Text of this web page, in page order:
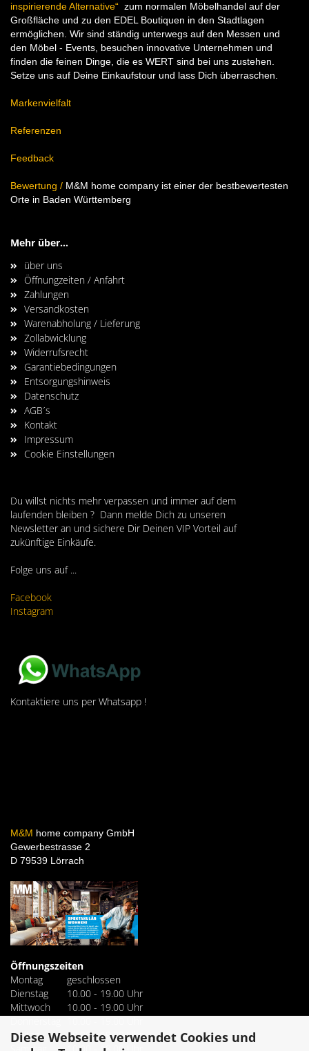
Diese Webseite verwendet Cookies und
inspirierende Alternative“ zum normalen Möbelhandel auf der
Großfläche und zu den EDEL Boutiquen in den Stadtlagen
ermöglichen. Wir sind ständig unterwegs auf den Messen und
den Möbel - Events, besuchen innovative Unternehmen und
finden die feinen Dinge, die es WERT sind bei uns zustehen.
Setze uns auf Deine Einkaufstour und lass Dich überraschen.
Markenvielfalt
Referenzen
Feedback
Bewertung / M&M home company ist einer der bestbewertesten
Orte in Baden Württemberg
Mehr über...
über uns
Öffnungzeiten / Anfahrt
Zahlungen
Versandkosten
Warenabholung / Lieferung
Zollabwicklung
Widerrufsrecht
Garantiebedingungen
Entsorgungshinweis
Datenschutz
AGB´s
Kontakt
Impressum
Cookie Einstellungen
Du willst nichts mehr verpassen und immer auf dem
laufenden bleiben ? Dann melde Dich zu unseren
Newsletter an und sichere Dir Deinen VIP Vorteil auf
zukünftige Einkäufe.
Folge uns auf ...
Facebook
Instagram
Kontaktiere uns per Whatsapp !
M&M home company GmbH
Gewerbestrasse 2
D 79539 Lörrach
Öffnungszeiten
Montag
geschlossen
Dienstag
10.00 - 19.00 Uhr
Mittwoch
10.00 - 19.00 Uhr
Freitag
10.00 - 19.00 Uhr